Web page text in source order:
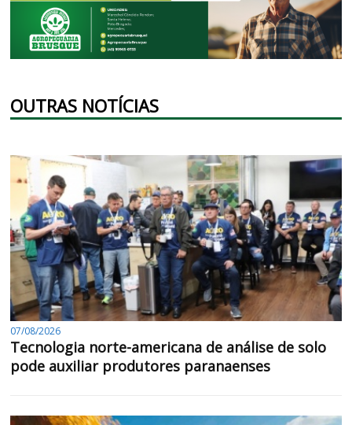
OUTRAS NOTÍCIAS
07/08/2026
Tecnologia norte-americana de análise de solo
pode auxiliar produtores paranaenses